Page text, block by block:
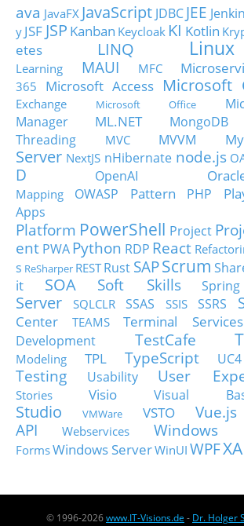
ava JavaFX JavaScript JDBC JEE
y JSF JSP Kanban Keycloak KI Kotlin
etes
LINQ Linux
Learning
MAUI MFC
365
Microsoft Access Microsoft
Exchange
Microsoft Office
Manager
ML.NET MongoDB
Threading
MVC MVVM
Server NextJS nHibernate node.js
D
OpenAI
Mapping
OWASP Pattern PHP
Apps
Platform PowerShell Project
ent PWA Python RDP React
s ReSharper RESTRust SAPScrum
it
SOA Soft Skills Spring
Server
SQLCLR SSAS SSIS SSRS
Center
TEAMS Terminal Services
Development
TestCafe
Modeling
TPL TypeScript UC4
Testing
Usability User
Stories
Visio Visual
Studio
VMWare VSTO Vue.js
API
Webservices Windows
FormsWindows ServerWinUI WPF
© 1996-2026www.IT-Visions.de - Dr. Holger